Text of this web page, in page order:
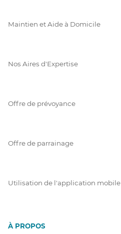
Maintien et Aide à Domicile
Nos Aires d'Expertise
Offre de prévoyance
Offre de parrainage
Utilisation de l'application mobile
À PROPOS